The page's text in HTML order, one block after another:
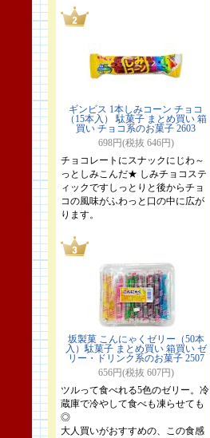
ギンビス 1本しみコーン チョコ
（15本入） 駄菓子 まとめ買い 箱
買い チョコ系のお菓子 2603
698円(税抜 646円)
チョコレートにスナックにじわ～
っとしみこんだ★ しみチョコステ
ィックですしっとりと後からチョ
コの風味がふわっと口の中に広が
ります。
坂製菓 こんにゃくゼリー（50本
入）駄菓子 まとめ買い 箱買い ゼ
リー・ドリンク系のお菓子 2507
656円(税抜 607円)
ツルって食べれる5色のゼリー。冷
蔵庫で冷やして食べも凍らせても
◎
大人買いがおすすめの、この食感